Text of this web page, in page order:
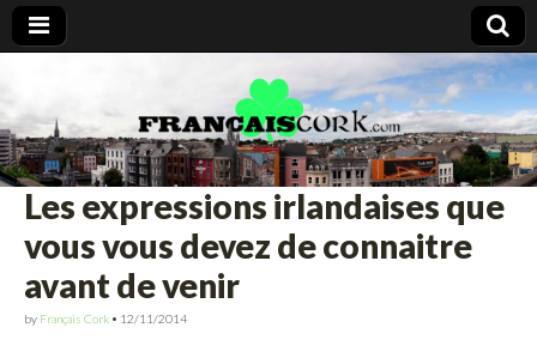
Francais Cork
Les expressions irlandaises que
vous vous devez de connaitre
avant de venir
by Français Cork • 12/11/2014